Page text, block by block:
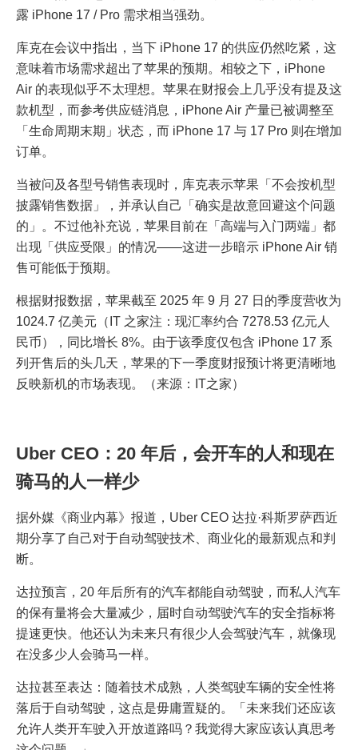
露 iPhone 17 / Pro 需求相当强劲。
库克在会议中指出，当下 iPhone 17 的供应仍然吃紧，这
意味着市场需求超出了苹果的预期。相较之下，iPhone
Air 的表现似乎不太理想。苹果在财报会上几乎没有提及这
款机型，而参考供应链消息，iPhone Air 产量已被调整至
「生命周期末期」状态，而 iPhone 17 与 17 Pro 则在增加
订单。
当被问及各型号销售表现时，库克表示苹果「不会按机型
披露销售数据」，并承认自己「确实是故意回避这个问题
的」。不过他补充说，苹果目前在「高端与入门两端」都
出现「供应受限」的情况——这进一步暗示 iPhone Air 销
售可能低于预期。
根据财报数据，苹果截至 2025 年 9 月 27 日的季度营收为
1024.7 亿美元（IT 之家注：现汇率约合 7278.53 亿元人
民币），同比增长 8%。由于该季度仅包含 iPhone 17 系
列开售后的头几天，苹果的下一季度财报预计将更清晰地
反映新机的市场表现。（来源：IT之家）
Uber CEO：20 年后，会开车的人和现在
骑马的人一样少
据外媒《商业内幕》报道，Uber CEO 达拉·科斯罗萨西近
期分享了自己对于自动驾驶技术、商业化的最新观点和判
断。
达拉预言，20 年后所有的汽车都能自动驾驶，而私人汽车
的保有量将会大量减少，届时自动驾驶汽车的安全指标将
提速更快。他还认为未来只有很少人会驾驶汽车，就像现
在没多少人会骑马一样。
达拉甚至表达：随着技术成熟，人类驾驶车辆的安全性将
落后于自动驾驶，这点是毋庸置疑的。「未来我们还应该
允许人类开车驶入开放道路吗？我觉得大家应该认真思考